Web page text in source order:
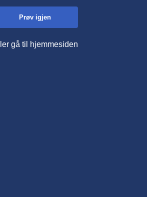
Prøv igjen
gå til hjemmesiden